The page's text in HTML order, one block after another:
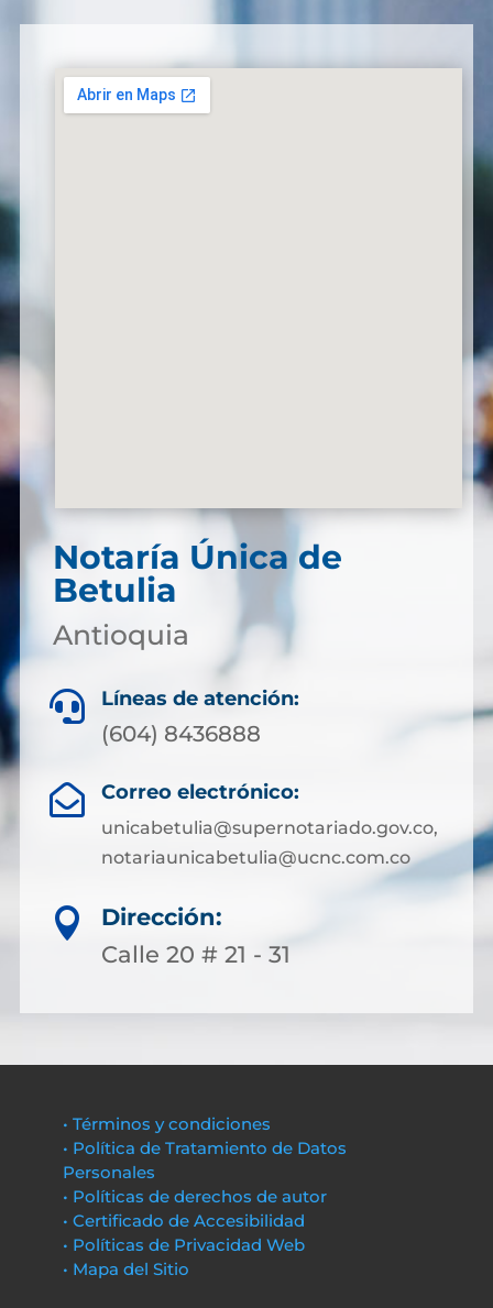
Notaría Única de
Betulia
Antioquia
 Líneas de atención:
(604) 8436888
 Correo electrónico:
unicabetulia@supernotariado.gov.co,
notariaunicabetulia@ucnc.com.co

Dirección:
Calle 20 # 21 - 31
• Términos y condiciones
• Política de Tratamiento de Datos
Personales
• Políticas de derechos de autor
• Certificado de Accesibilidad
• Políticas de Privacidad Web
• Mapa del Sitio